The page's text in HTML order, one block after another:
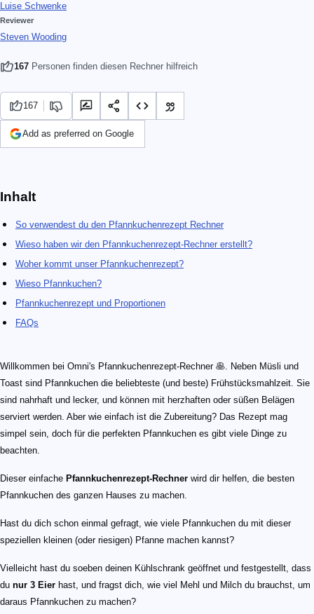
Luise Schwenke
Reviewer
Steven Wooding
167 Personen finden diesen Rechner hilfreich
167
Add as preferred on Google
Inhalt
So verwendest du den Pfannkuchenrezept Rechner
Wieso haben wir den Pfannkuchenrezept-Rechner erstellt?
Woher kommt unser Pfannkuchenrezept?
Wieso Pfannkuchen?
Pfannkuchenrezept und Proportionen
FAQs
Willkommen bei Omni's Pfannkuchenrezept-Rechner 🥞. Neben Müsli und
Toast sind Pfannkuchen die beliebteste (und beste) Frühstücksmahlzeit. Sie
sind nahrhaft und lecker, und können mit herzhaften oder süßen Belägen
serviert werden. Aber wie einfach ist die Zubereitung? Das Rezept mag
simpel sein, doch für die perfekten Pfannkuchen es gibt viele Dinge zu
beachten.
Dieser einfache Pfannkuchenrezept-Rechner wird dir helfen, die besten
Pfannkuchen des ganzen Hauses zu machen.
Hast du dich schon einmal gefragt, wie viele Pfannkuchen du mit dieser
speziellen kleinen (oder riesigen) Pfanne machen kannst?
Vielleicht hast du soeben deinen Kühlschrank geöffnet und festgestellt, dass
du nur 3 Eier hast, und fragst dich, wie viel Mehl und Milch du brauchst, um
daraus Pfannkuchen zu machen?